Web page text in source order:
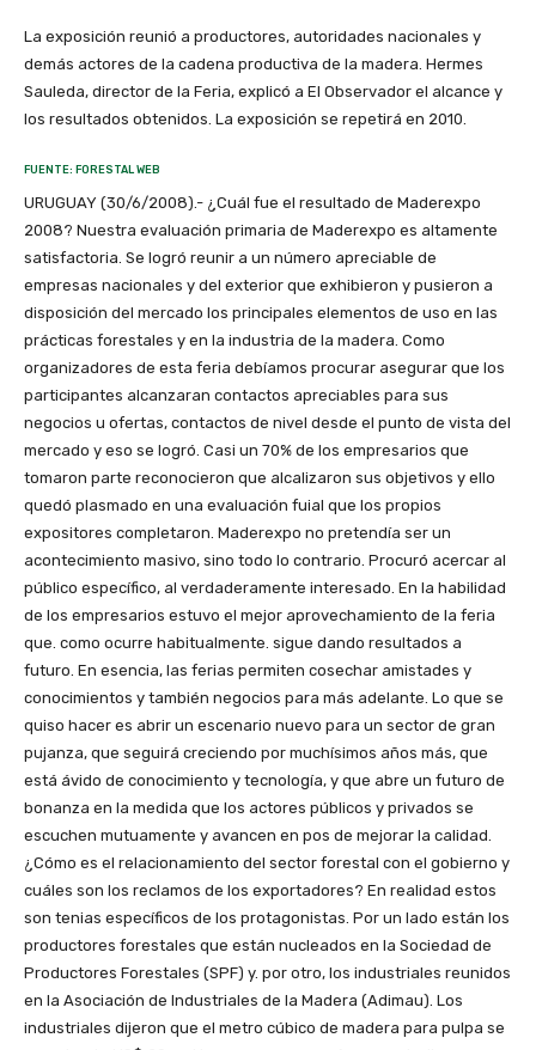
La exposición reunió a productores, autoridades nacionales y
demás actores de la cadena productiva de la madera. Hermes
Sauleda, director de la Feria, explicó a El Observador el alcance y
los resultados obtenidos. La exposición se repetirá en 2010.
FUENTE: FORESTAL WEB
URUGUAY (30/6/2008).- ¿Cuál fue el resultado de Maderexpo
2008? Nuestra evaluación primaria de Maderexpo es altamente
satisfactoria. Se logró reunir a un número apreciable de
empresas nacionales y del exterior que exhibieron y pusieron a
disposición del mercado los principales elementos de uso en las
prácticas forestales y en la industria de la madera. Como
organizadores de esta feria debíamos procurar asegurar que los
participantes alcanzaran contactos apreciables para sus
negocios u ofertas, contactos de nivel desde el punto de vista del
mercado y eso se logró. Casi un 70% de los empresarios que
tomaron parte reconocieron que alcalizaron sus objetivos y ello
quedó plasmado en una evaluación fuial que los propios
expositores completaron. Maderexpo no pretendía ser un
acontecimiento masivo, sino todo lo contrario. Procuró acercar al
público específico, al verdaderamente interesado. En la habilidad
de los empresarios estuvo el mejor aprovechamiento de la feria
que. como ocurre habitualmente. sigue dando resultados a
futuro. En esencia, las ferias permiten cosechar amistades y
conocimientos y también negocios para más adelante. Lo que se
quiso hacer es abrir un escenario nuevo para un sector de gran
pujanza, que seguirá creciendo por muchísimos años más, que
está ávido de conocimiento y tecnología, y que abre un futuro de
bonanza en la medida que los actores públicos y privados se
escuchen mutuamente y avancen en pos de mejorar la calidad.
¿Cómo es el relacionamiento del sector forestal con el gobierno y
cuáles son los reclamos de los exportadores? En realidad estos
son tenias específicos de los protagonistas. Por un lado están los
productores forestales que están nucleados en la Sociedad de
Productores Forestales (SPF) y. por otro, los industriales reunidos
en la Asociación de Industriales de la Madera (Adimau). Los
industriales dijeron que el metro cúbico de madera para pulpa se